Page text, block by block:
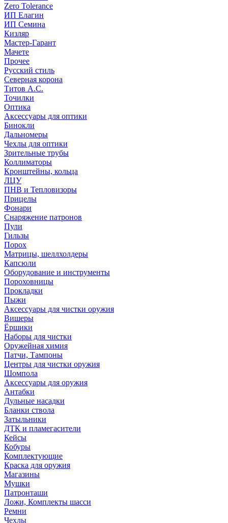
Zero Tolerance
ИП Елагин
ИП Семина
Кизляр
Мастер-Гарант
Мачете
Прочее
Русский стиль
Северная корона
Титов А.С.
Точилки
Оптика
Аксессуары для оптики
Бинокли
Дальномеры
Чехлы для оптики
Зрительные трубы
Коллиматоры
Кронштейны, кольца
ЛЦУ
ПНВ и Тепловизоры
Прицелы
Фонари
Снаряжение патронов
Пули
Гильзы
Порох
Матрицы, шеллхолдеры
Капсюли
Оборудование и инструменты
Пороховницы
Прокладки
Пыжи
Аксессуары для чистки оружия
Вишеры
Ёршики
Наборы для чистки
Оружейная химия
Патчи, Тампоны
Центры для чистки оружия
Шомпола
Аксессуары для оружия
Антабки
Дульные насадки
Бланки ствола
Затыльники
ДТК и пламегасители
Кейсы
Кобуры
Комплектующие
Краска для оружия
Магазины
Мушки
Патронташи
Ложи, Комплекты шасси
Ремни
Чехлы